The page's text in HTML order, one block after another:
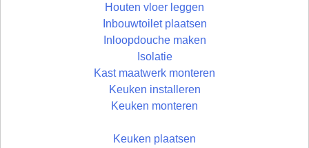
Houten vloer leggen
Inbouwtoilet plaatsen
Inloopdouche maken
Isolatie
Kast maatwerk monteren
Keuken installeren
Keuken monteren
Keuken plaatsen